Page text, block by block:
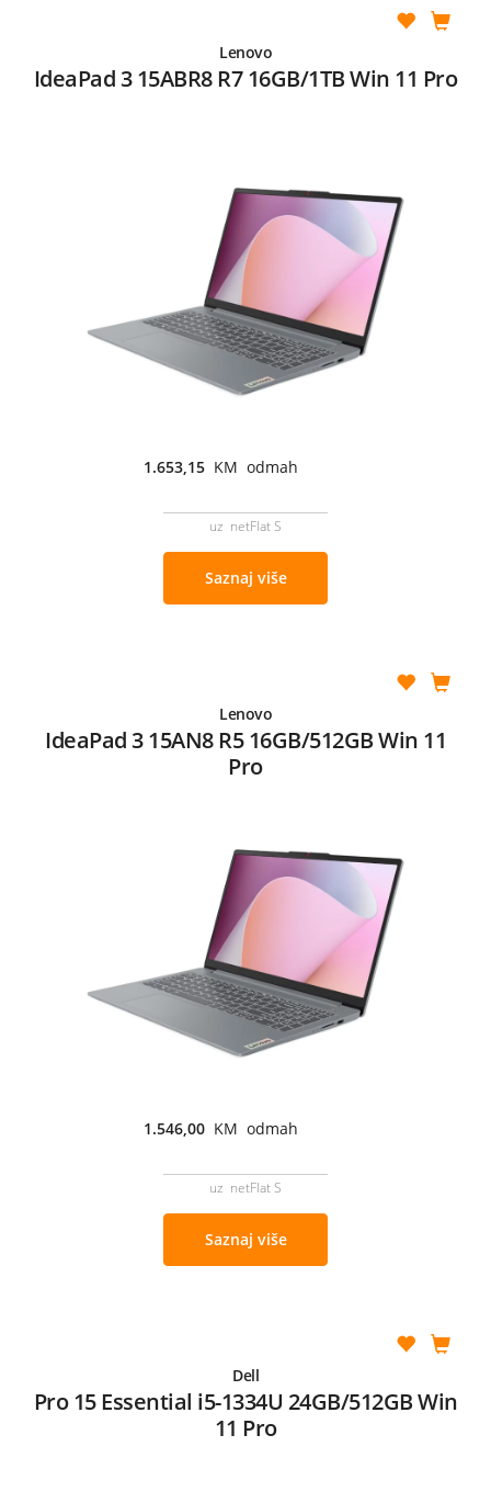
Lenovo
IdeaPad 3 15ABR8 R7 16GB/1TB Win 11 Pro
1.653,15 KM odmah
uz netFlat S
Saznaj više
Lenovo
IdeaPad 3 15AN8 R5 16GB/512GB Win 11
Pro
1.546,00 KM odmah
uz netFlat S
Saznaj više
Dell
Pro 15 Essential i5-1334U 24GB/512GB Win
11 Pro